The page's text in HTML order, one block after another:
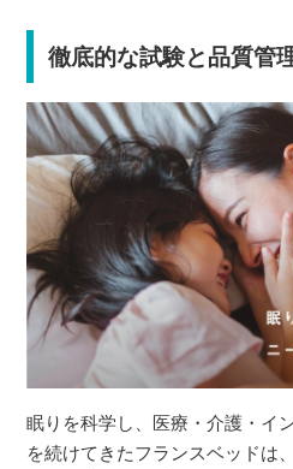
徹底的な試験と品質管
眠りを科学し、医療・介護・イ
を続けてきたフランスベッドは